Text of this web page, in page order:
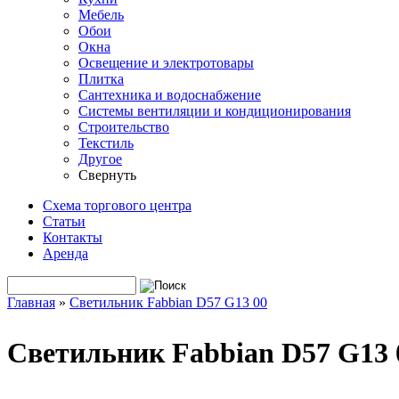
Мебель
Обои
Окна
Освещение и электротовары
Плитка
Сантехника и водоснабжение
Системы вентиляции и кондиционирования
Строительство
Текстиль
Другое
Свернуть
Схема торгового центра
Статьи
Контакты
Аренда
Форма поиска
Главная » Светильник Fabbian D57 G13 00
Светильник Fabbian D57 G13